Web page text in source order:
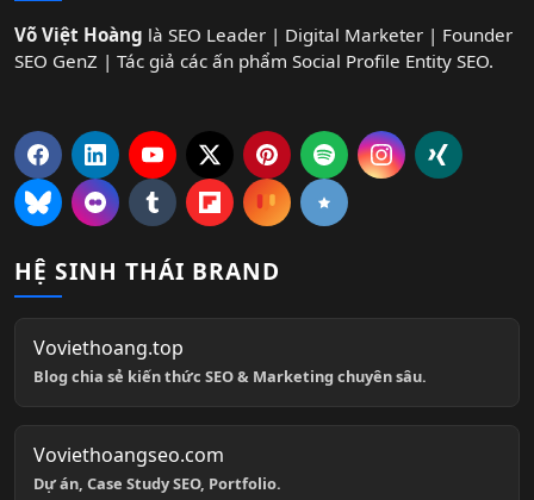
Võ Việt Hoàng là SEO Leader | Digital Marketer | Founder
SEO GenZ | Tác giả các ấn phẩm Social Profile Entity SEO.
HỆ SINH THÁI BRAND
Voviethoang.top
Blog chia sẻ kiến thức SEO & Marketing chuyên sâu.
Voviethoangseo.com
Dự án, Case Study SEO, Portfolio.